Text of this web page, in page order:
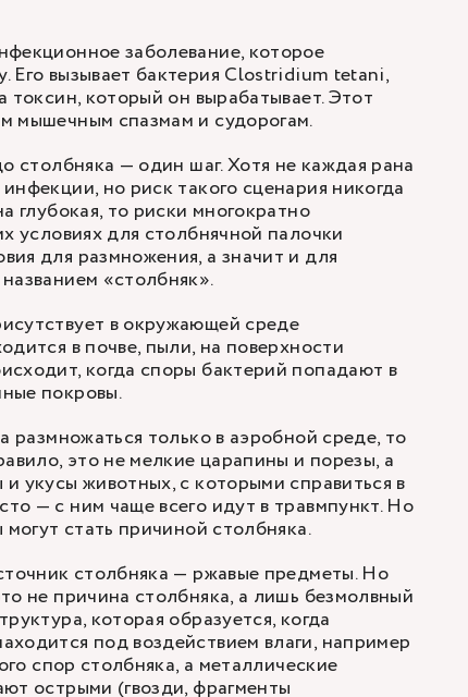
заболевание, которое
Его вызывает бактерия Clostridium tetani,
токсин, который он вырабатывает. Этот
мышечным спазмам и судорогам.
столбняка — один шаг. Хотя не каждая рана
но риск такого сценария никогда
глубокая, то риски многократно
условиях для столбнячной палочки
для размножения, а значит и для
«столбняк».
в окружающей среде
в почве, пыли, на поверхности
когда споры бактерий попадают в
покровы.
только в аэробной среде, то
это не мелкие царапины и порезы, а
укусы животных, с которыми справиться в
— с ним чаще всего идут в травмпункт. Но
стать причиной столбняка.
столбняка — ржавые предметы. Но
не причина столбняка, а лишь безмолвный
которая образуется, когда
под воздействием влаги, например
спор столбняка, а металлические
острыми (гвозди, фрагменты